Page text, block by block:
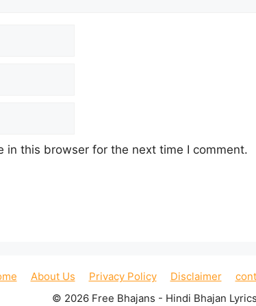
in this browser for the next time I comment.
About Us Privacy Policy Disclaimer
© 2026 Free Bhajans - Hindi Bhajan